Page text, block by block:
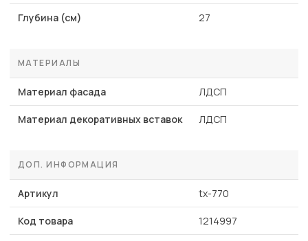
Глубина (см) 27
МАТЕРИАЛЫ
Материал фасада ЛДСП
Материал декоративных вставок ЛДСП
ДОП. ИНФОРМАЦИЯ
Артикул tx-770
Код товара 1214997